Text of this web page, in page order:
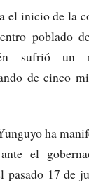
el inicio de la
poblado
sufrió un
de cinco
ha
el
pasado 17 de